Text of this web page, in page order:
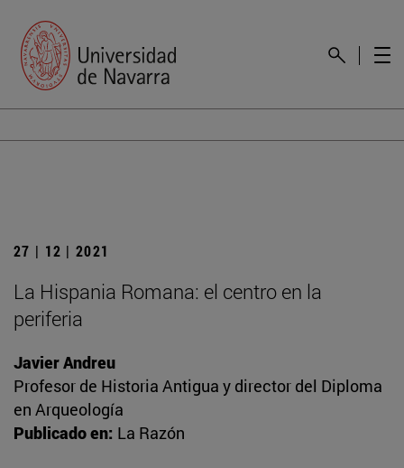
27 | 12 | 2021
La Hispania Romana: el centro en la
periferia
Javier Andreu
Profesor de Historia Antigua y director del Diploma
en Arqueología
Publicado en: La Razón